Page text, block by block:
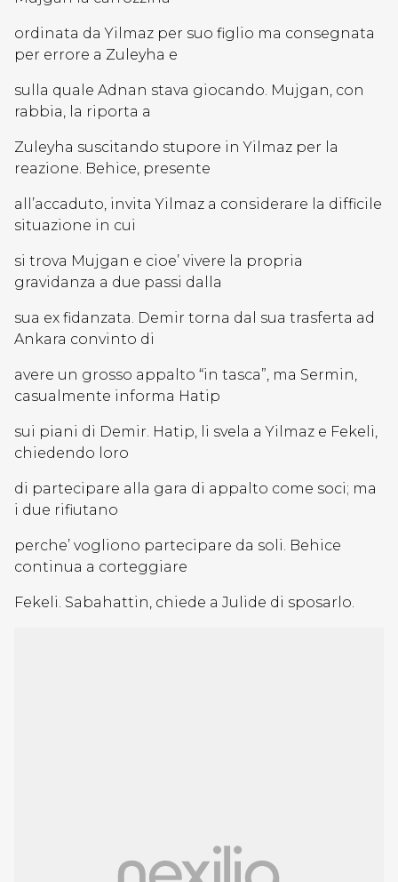
ordinata da Yilmaz per suo figlio ma consegnata
per errore a Zuleyha e
sulla quale Adnan stava giocando. Mujgan, con
rabbia, la riporta a
Zuleyha suscitando stupore in Yilmaz per la
reazione. Behice, presente
all’accaduto, invita Yilmaz a considerare la difficile
situazione in cui
si trova Mujgan e cioe’ vivere la propria
gravidanza a due passi dalla
sua ex fidanzata. Demir torna dal sua trasferta ad
Ankara convinto di
avere un grosso appalto “in tasca”, ma Sermin,
casualmente informa Hatip
sui piani di Demir. Hatip, li svela a Yilmaz e Fekeli,
chiedendo loro
di partecipare alla gara di appalto come soci; ma
i due rifiutano
perche’ vogliono partecipare da soli. Behice
continua a corteggiare
Fekeli. Sabahattin, chiede a Julide di sposarlo.